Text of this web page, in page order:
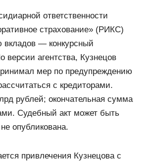
ответственности
страхование» (РИКС)
вкладов — конкурсный
агентства, Кузнецов
мер по предупреждению
с кредиторами.
рублей; окончательная сумма
Судебный акт может быть
опубликована.
привлечения Кузнецова с